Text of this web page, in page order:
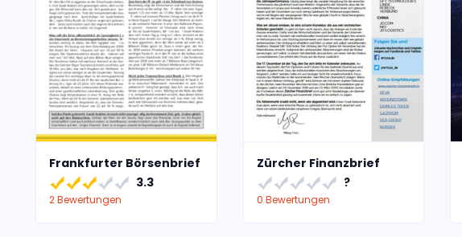
Frankfurter Börsenbrief
3.3
2 Bewertungen
Zürcher Finanzbrief
?
0 Bewertungen